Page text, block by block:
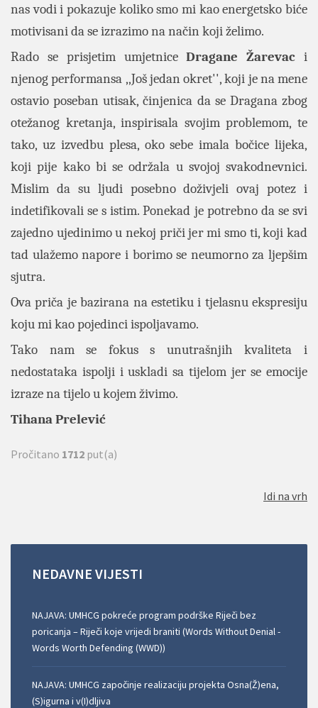
nas vodi i pokazuje koliko smo mi kao energetsko biće
motivisani da se izrazimo na način koji želimo.
Rado se prisjetim umjetniceDragane Žarevac i
njenog performansa ,,Još jedan okret'', koji je na mene
ostavio poseban utisak, činjenica da se Dragana zbog
otežanog kretanja, inspirisala svojim problemom, te
tako, uz izvedbu plesa, oko sebe imala bočice lijeka,
koji pije kako bi se održala u svojoj svakodnevnici.
Mislim da su ljudi posebno doživjeli ovaj potez i
indetifikovali se s istim. Ponekad je potrebno da se svi
zajedno ujedinimo u nekoj priči jer mi smo ti, koji kad
tad ulažemo napore i borimo se neumorno za ljepšim
sjutra.
Ova priča je bazirana na estetiku i tjelasnu ekspresiju
koju mi kao pojedinci ispoljavamo.
Tako nam se fokus s unutrašnjih kvaliteta i
nedostataka ispolji i uskladi sa tijelom jer se emocije
izraze na tijelo u kojem živimo.
Tihana Prelević
Pročitano 1712 put(a)
Idi na vrh
NEDAVNE VIJESTI
NAJAVA: UMHCG pokreće program podrške Riječi bez
poricanja – Riječi koje vrijedi braniti (Words Without Denial -
Words Worth Defending (WWD))
NAJAVA: UMHCG započinje realizaciju projekta Osna(Ž)ena,
(S)igurna i v(I)dljiva